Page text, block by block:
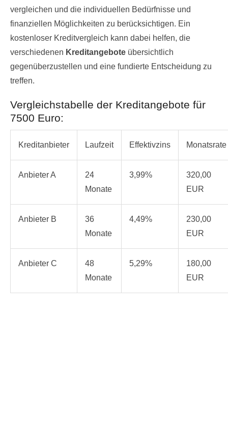
vergleichen und die individuellen Bedürfnisse und
finanziellen Möglichkeiten zu berücksichtigen. Ein
kostenloser Kreditvergleich kann dabei helfen, die
verschiedenen Kreditangebote übersichtlich
gegenüberzustellen und eine fundierte Entscheidung zu
treffen.
Vergleichstabelle der Kreditangebote für
7500 Euro:
Kreditanbieter Laufzeit Effektivzins Monatsrate
Anbieter A
24
Monate
3,99%
320,00
EUR
Anbieter B
36
Monate
4,49%
230,00
EUR
Anbieter C
48
Monate
5,29%
180,00
EUR